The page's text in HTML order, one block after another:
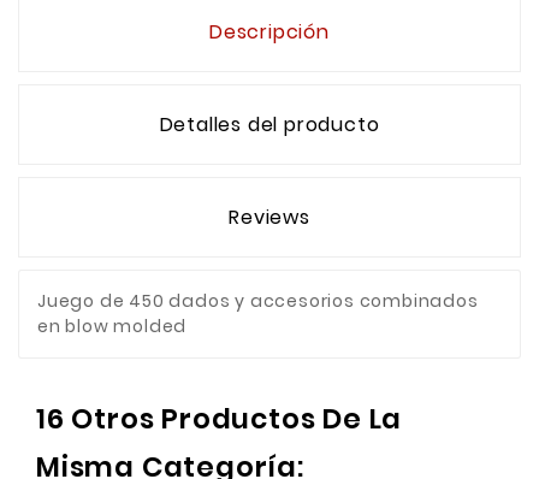
Descripción
Detalles del producto
Reviews
Juego de 450 dados y accesorios combinados
en blow molded
16 Otros Productos De La
Misma Categoría: